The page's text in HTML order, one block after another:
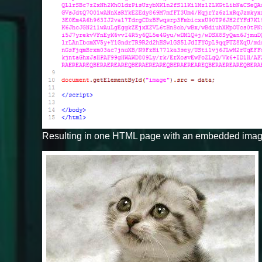
Resulting in one HTML page with an embedded